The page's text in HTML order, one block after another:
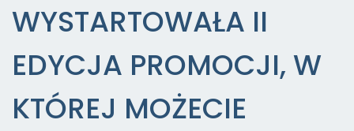
WYSTARTOWAŁA II
EDYCJA PROMOCJI, W
KTÓREJ MOŻECIE